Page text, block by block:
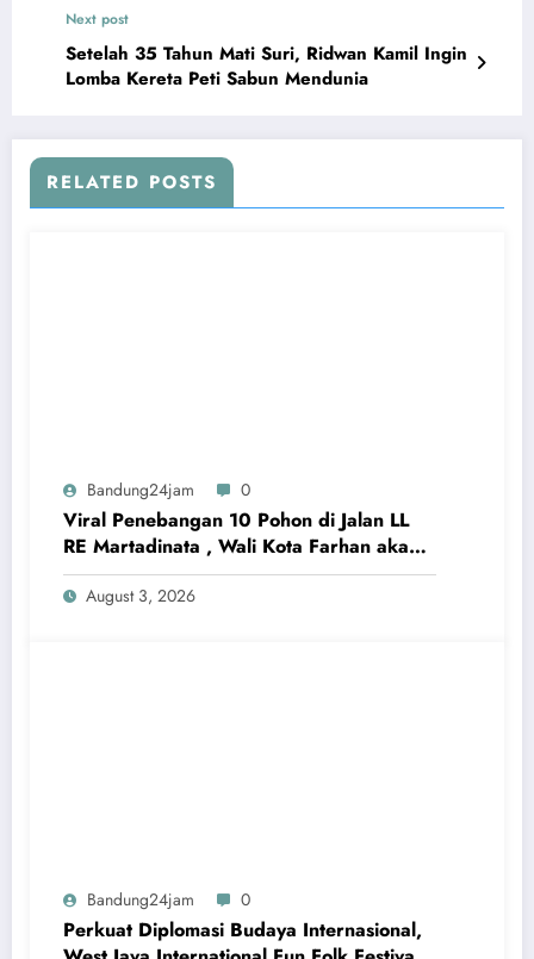
Next post
Setelah 35 Tahun Mati Suri, Ridwan Kamil Ingin
Lomba Kereta Peti Sabun Mendunia
RELATED POSTS
Bandung24jam 0
Viral Penebangan 10 Pohon di Jalan LL
RE Martadinata , Wali Kota Farhan akan
Seret Pelaku ke Meja Hijau
August 3, 2026
Bandung24jam 0
Perkuat Diplomasi Budaya Internasional,